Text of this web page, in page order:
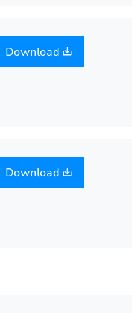
Download
Download